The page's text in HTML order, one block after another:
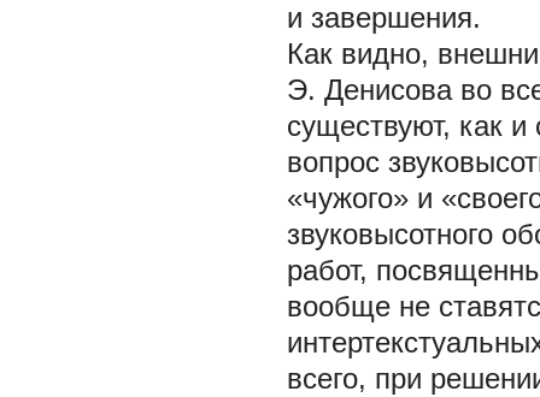
и завершения.
Как видно,
Э. Денисова во
существуют, как
вопрос
«чужого» и
звуковысотного
работ,
вообще не
всего, при